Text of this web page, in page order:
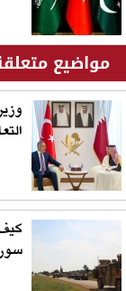
مواضيع